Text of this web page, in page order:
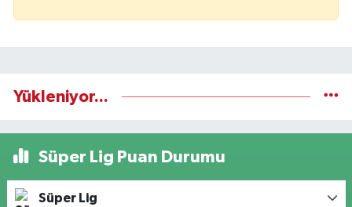
Yükleniyor...
Süper Lig Puan Durumu
Süper Lig